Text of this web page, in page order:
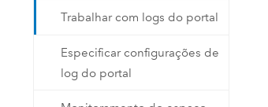
Trabalhar com logs do portal
Especificar configurações de
log do portal